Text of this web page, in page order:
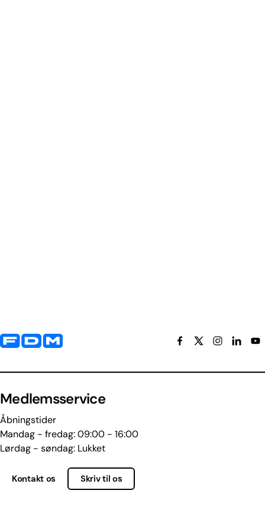
Yderligere information og kontaktoplysninger
Medlemsservice
Åbningstider
Mandag - fredag: 09:00 - 16:00
Lørdag - søndag: Lukket
Kontakt os Skriv til os